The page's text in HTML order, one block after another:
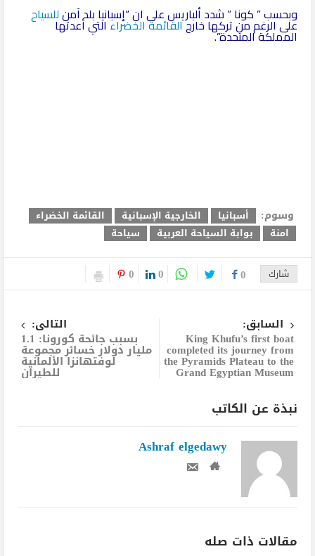
وبحسب ” كونا ” شدد ألباريس على ان “إسبانيا بلد آمنللسياح
على الرغم من تركها خارجالقائمة الخضراءالتي أعدتها
المملكة المتحدة”.
وسوم: أسبانيا الخارجية الإسبانية
القائمة الخضراء
امنة
بوابة السياحة العربية سياحة
شارك 0
0
0
السابق:
King Khufu’s first boat
completed its journey from
the Pyramids Plateau to the
Grand Egyptian Museum
التالى:
بسبب جائحة كورونا: 1.1
مليار دولار خسائر مجموعة
لوفتهانزا الألمانية
للطيران
نبذة عن الكاتب
Ashraf elgedawy
مقالات ذات صله